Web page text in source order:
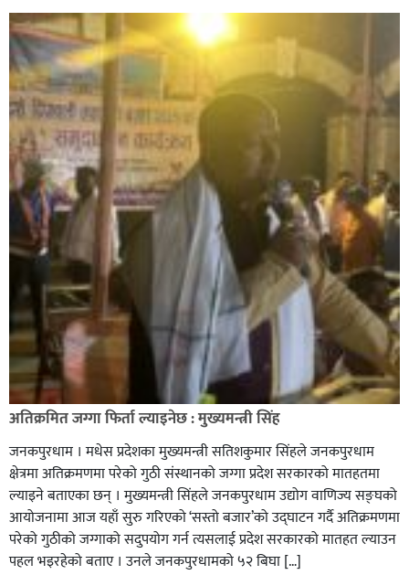
अतिक्रमित जग्गा फिर्ता ल्याइनेछ : मुख्यमन्त्री सिंह
जनकपुरधाम । मधेस प्रदेशका मुख्यमन्त्री सतिशकुमार सिंहले जनकपुरधाम
क्षेत्रमा अतिक्रमणमा परेको गुठी संस्थानको जग्गा प्रदेश सरकारको मातहतमा
ल्याइने बताएका छन् । मुख्यमन्त्री सिंहले जनकपुरधाम उद्योग वाणिज्य सङ्घको
आयोजनामा आज यहाँ सुरु गरिएको ‘सस्तो बजार’को उद्घाटन गर्दै अतिक्रमणमा
परेको गुठीको जग्गाको सदुपयोग गर्न त्यसलाई प्रदेश सरकारको मातहत ल्याउन
पहल भइरहेको बताए । उनले जनकपुरधामको ५२ बिघा […]